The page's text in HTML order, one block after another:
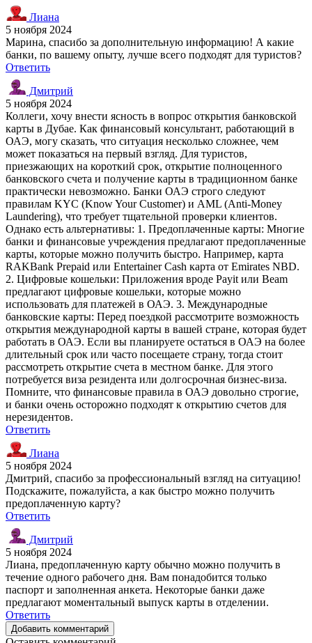
Лиана
5 ноября 2024
Марина, спасибо за дополнительную информацию! А какие
банки, по вашему опыту, лучше всего подходят для туристов?
Ответить
Дмитрий
5 ноября 2024
Коллеги, хочу внести ясность в вопрос открытия банковской
карты в Дубае. Как финансовый консультант, работающий в
ОАЭ, могу сказать, что ситуация несколько сложнее, чем
может показаться на первый взгляд. Для туристов,
приезжающих на короткий срок, открытие полноценного
банковского счета и получение карты в традиционном банке
практически невозможно. Банки ОАЭ строго следуют
правилам KYC (Know Your Customer) и AML (Anti-Money
Laundering), что требует тщательной проверки клиентов.
Однако есть альтернативы: 1. Предоплаченные карты: Многие
банки и финансовые учреждения предлагают предоплаченные
карты, которые можно получить быстро. Например, карта
RAKBank Prepaid или Entertainer Cash карта от Emirates NBD.
2. Цифровые кошельки: Приложения вроде Payit или Beam
предлагают цифровые кошельки, которые можно
использовать для платежей в ОАЭ. 3. Международные
банковские карты: Перед поездкой рассмотрите возможность
открытия международной карты в вашей стране, которая будет
работать в ОАЭ. Если вы планируете остаться в ОАЭ на более
длительный срок или часто посещаете страну, тогда стоит
рассмотреть открытие счета в местном банке. Для этого
потребуется виза резидента или долгосрочная бизнес-виза.
Помните, что финансовые правила в ОАЭ довольно строгие,
и банки очень осторожно подходят к открытию счетов для
нерезидентов.
Ответить
Лиана
5 ноября 2024
Дмитрий, спасибо за профессиональный взгляд на ситуацию!
Подскажите, пожалуйста, а как быстро можно получить
предоплаченную карту?
Ответить
Дмитрий
5 ноября 2024
Лиана, предоплаченную карту обычно можно получить в
течение одного рабочего дня. Вам понадобится только
паспорт и заполненная анкета. Некоторые банки даже
предлагают моментальный выпуск карты в отделении.
Ответить
Добавить комментарий